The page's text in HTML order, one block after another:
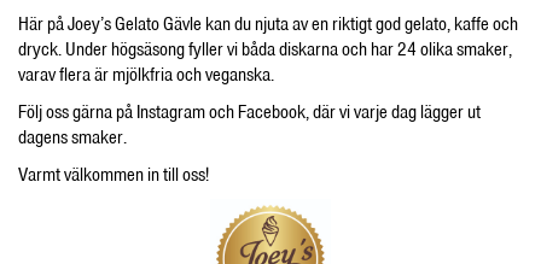
Här på Joey’s Gelato Gävle kan du njuta av en riktigt god gelato, kaffe och
dryck. Under högsäsong fyller vi båda diskarna och har 24 olika smaker,
varav flera är mjölkfria och veganska.
Följ oss gärna på Instagram och Facebook, där vi varje dag lägger ut
dagens smaker.
Varmt välkommen in till oss!